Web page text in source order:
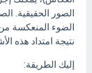
الصور الحقيقية.
الضوء المنعكسة
نتيجة امتداد هذه
إليك الطريقة: